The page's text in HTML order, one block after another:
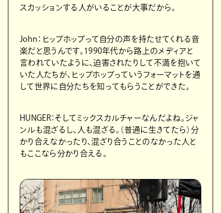
スカッションする人がいることが大事だから。
John：ヒップホップって自分の声を持たせてくれる音
楽だと思うんです。1990年代から路上のメディアと
言われていたように、迫害されたりして不満を抱いて
いた人たちが、ヒップホップっていうフォーマットを通
して世界に自分たちを知ってもらうことができた。
HUNGER：そしてミックスカルチャーなんだよね。ジャ
ンルも混ざるし、人も混ざる。（普通に生きてたら）分
かり合えなかったり、混ざり合うことのなかった人と
もここなら分かり合える。